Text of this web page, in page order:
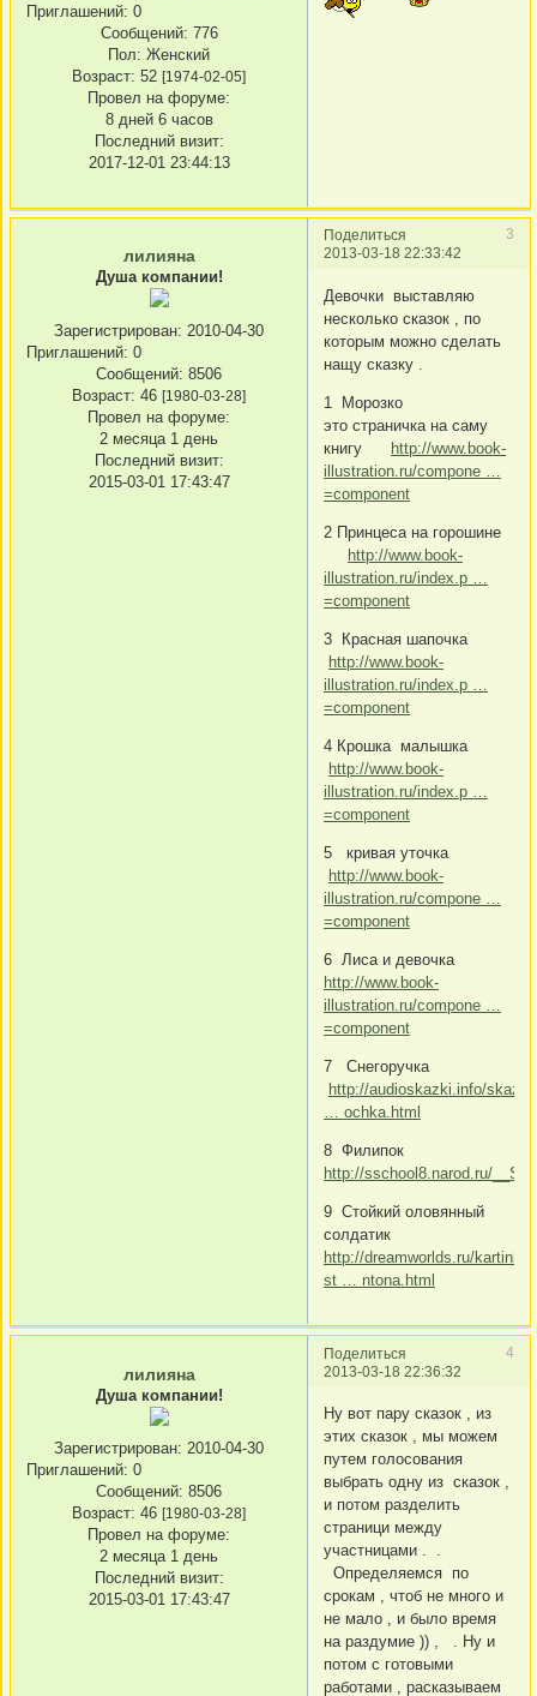
Приглашений: 0
Сообщений: 776
Пол: Женский
Возраст: 52 [1974-02-05]
Провел на форуме:
8 дней 6 часов
Последний визит:
2017-12-01 23:44:13
Поделиться
3
2013-03-18 22:33:42
лилияна
Душа компании!
Зарегистрирован: 2010-04-30
Приглашений: 0
Сообщений: 8506
Возраст: 46 [1980-03-28]
Провел на форуме:
2 месяца 1 день
Последний визит:
2015-03-01 17:43:47
Девочки выставляю
несколько сказок , по
которым можно сделать
нащу сказку .
1 Морозко
это страничка на саму
книгу
http://www.book-
illustration.ru/compone …
=component
2 Принцеса на горошине
http://www.book-
illustration.ru/index.p …
=component
3 Красная шапочка
http://www.book-
illustration.ru/index.p …
=component
4 Крошка малышка
http://www.book-
illustration.ru/index.p …
=component
5 кривая уточка
http://www.book-
illustration.ru/compone …
=component
6 Лиса и девочка
http://www.book-
illustration.ru/compone …
=component
7 Снегоручка
http://audioskazki.info/
… ochka.html
8 Филипок
http://sschool8.narod.ru/
9 Стойкий оловянный
солдатик
http://dreamworlds.ru/kartinki/
st … ntona.html
Поделиться
4
2013-03-18 22:36:32
лилияна
Душа компании!
Зарегистрирован: 2010-04-30
Приглашений: 0
Сообщений: 8506
Возраст: 46 [1980-03-28]
Провел на форуме:
2 месяца 1 день
Последний визит:
2015-03-01 17:43:47
Ну вот пару сказок , из
этих сказок , мы можем
путем голосования
выбрать одну из сказок ,
и потом разделить
страници между
участницами . .
Определяемся по
срокам , чтоб не много и
не мало , и было время
на раздумие )) , . Ну и
потом с готовыми
работами , расказываем